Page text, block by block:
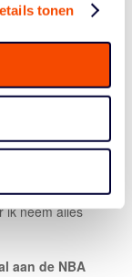
tonen
toch?
ben
kan.”
team en
we nog
ik neem alles
aan de NBA